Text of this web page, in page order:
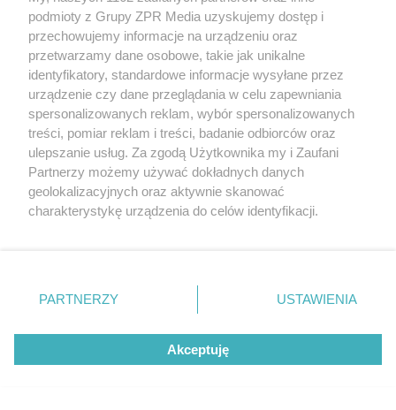
ESKA Summer Camp 2026 rusza w
trasę! Odwiedź strefę Wawel i
spróbuj kultowych Michałków z
Wawelu
podmioty z Grupy ZPR Media uzyskujemy dostęp i
przechowujemy informacje na urządzeniu oraz
przetwarzamy dane osobowe, takie jak unikalne
identyfikatory, standardowe informacje wysyłane przez
urządzenie czy dane przeglądania w celu zapewniania
spersonalizowanych reklam, wybór spersonalizowanych
treści, pomiar reklam i treści, badanie odbiorców oraz
ulepszanie usług. Za zgodą Użytkownika my i Zaufani
Partnerzy możemy używać dokładnych danych
geolokalizacyjnych oraz aktywnie skanować
charakterystykę urządzenia do celów identyfikacji.
zmienić/wycofać klikając przycisk ustawień prywatności
znajdujący się w lewym dolnym rogu strony
rodzaje przetwarzania danych nie wymagają zgody
użytkownika, ale masz prawo sprzeciwić się takiemu
przetwarzaniu. Preferencje będą miały zastosowanie tylko
PARTNERZY USTAWIENIA
Akceptuję